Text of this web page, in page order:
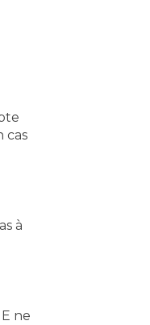
cas
à
ne